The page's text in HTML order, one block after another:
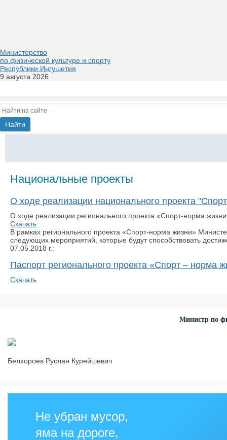
Министерство
по физической культуре и спорту
Республики Ингушетия
9 августа 2026
Национальные проекты
О ходе реализации национального проекта
​О ходе реализации регионального проекта «Спорт-норма
Скачать
В рамках регионального проекта «Спорт-норма жизни»
следующих мероприятий, которые будут способствовать
07.05.2018 г.:
Паспорт регионального проекта «Спорт – норма
Скачать
Министр по
Белхороев Руслан Курейшевич
Не убран мусор,
яма на дороге,